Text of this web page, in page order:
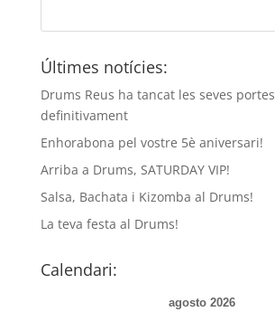
Últimes notícies:
Drums Reus ha tancat les seves portes
definitivament
Enhorabona pel vostre 5è aniversari!
Arriba a Drums, SATURDAY VIP!
Salsa, Bachata i Kizomba al Drums!
La teva festa al Drums!
Calendari:
agosto 2026